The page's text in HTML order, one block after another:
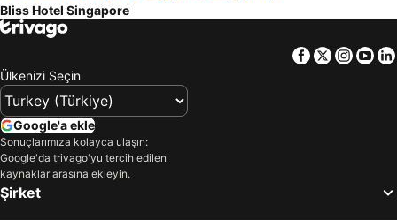
Bliss Hotel Singapore
Facebook
Twitter
Ülkenizi Seçin
Google'a ekle
Sonuçlarımıza kolayca ulaşın:
Google'da trivago'yu tercih edilen
kaynaklar arasına ekleyin.
Şirket